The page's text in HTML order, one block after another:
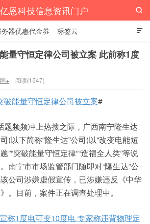
恩科技信息资讯门户

器优惠代金券 标签云

量守恒定律公司被立案 此前称1度
+ 阅读(1547)
破能量守恒定律公司被立案#
题频频冲上热搜之际，广西南宁隆生达
(以下简称“隆生达”公司)以“改变电能短
”“突破能量守恒定律”“造福全人类”等说
南宁市市场监管部门随即对“隆生达”公
公司涉嫌虚假宣传，已涉嫌违反《中华
。目前，案件正在调查处理中。
称1度电可变10度电 专家称违背物理定